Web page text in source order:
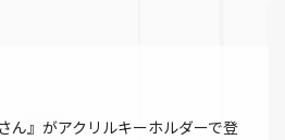
ん』がアクリルキーホルダーで登